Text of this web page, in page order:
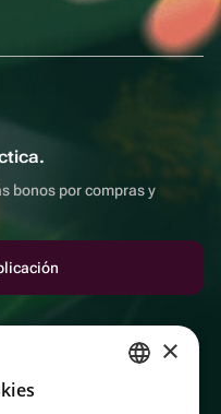
bonos por compras y
sala 2/3 ×